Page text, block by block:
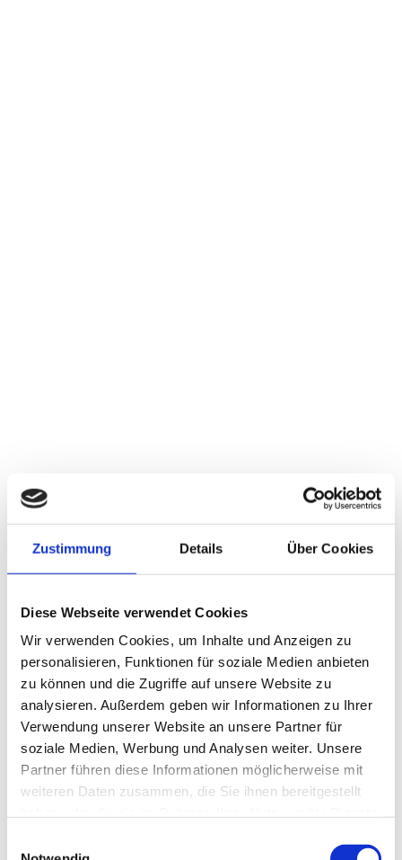
Zustimmung Details Über Cookies
Diese Webseite verwendet Cookies
Wir verwenden Cookies, um Inhalte und Anzeigen zu
personalisieren, Funktionen für soziale Medien anbieten
zu können und die Zugriffe auf unsere Website zu
analysieren. Außerdem geben wir Informationen zu Ihrer
Verwendung unserer Website an unsere Partner für
soziale Medien, Werbung und Analysen weiter. Unsere
Partner führen diese Informationen möglicherweise mit
weiteren Daten zusammen, die Sie ihnen bereitgestellt
Vier Königreiche in Gefahr